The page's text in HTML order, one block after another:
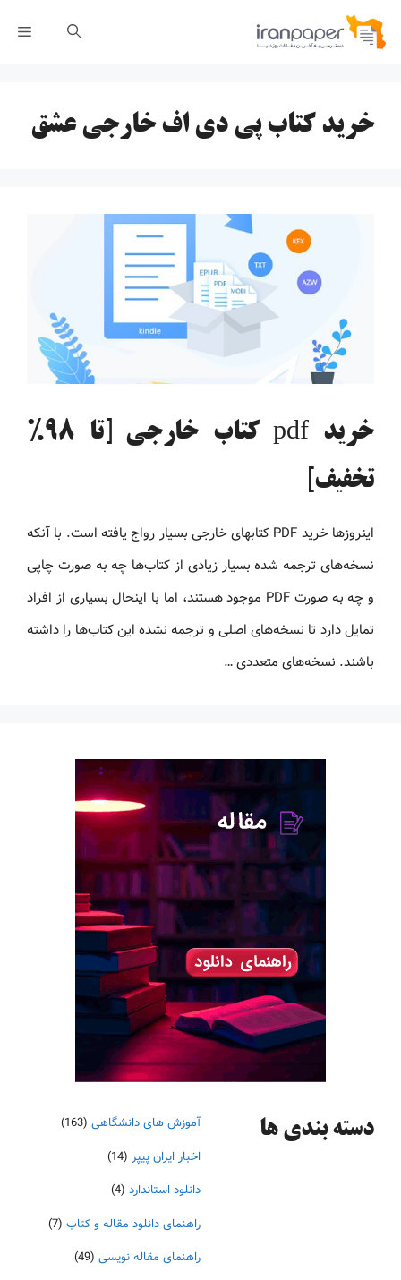
پرش
خرید کتاب پی دی اف خارجی عشق
خرید pdf کتاب خارجی [تا 98%
تخفیف]
اینروزها خرید PDF کتاب‎های خارجی بسیار رواج یافته است. با آنکه
نسخه‌های ترجمه شده بسیار زیادی از کتاب‌ها چه به صورت چاپی
و چه به صورت PDF موجود هستند، اما با اینحال بسیاری از افراد
تمایل دارد تا نسخه‌های اصلی و ترجمه نشده این کتاب‌ها را داشته
باشند. نسخه‌های متعددی …
دسته‌ بندی ها آموزش های دانشگاهی (163)
اخبار ایران پیپر (14)
دانلود استاندارد (4)
راهنمای دانلود مقاله و کتاب (7)
راهنمای مقاله نویسی (49)